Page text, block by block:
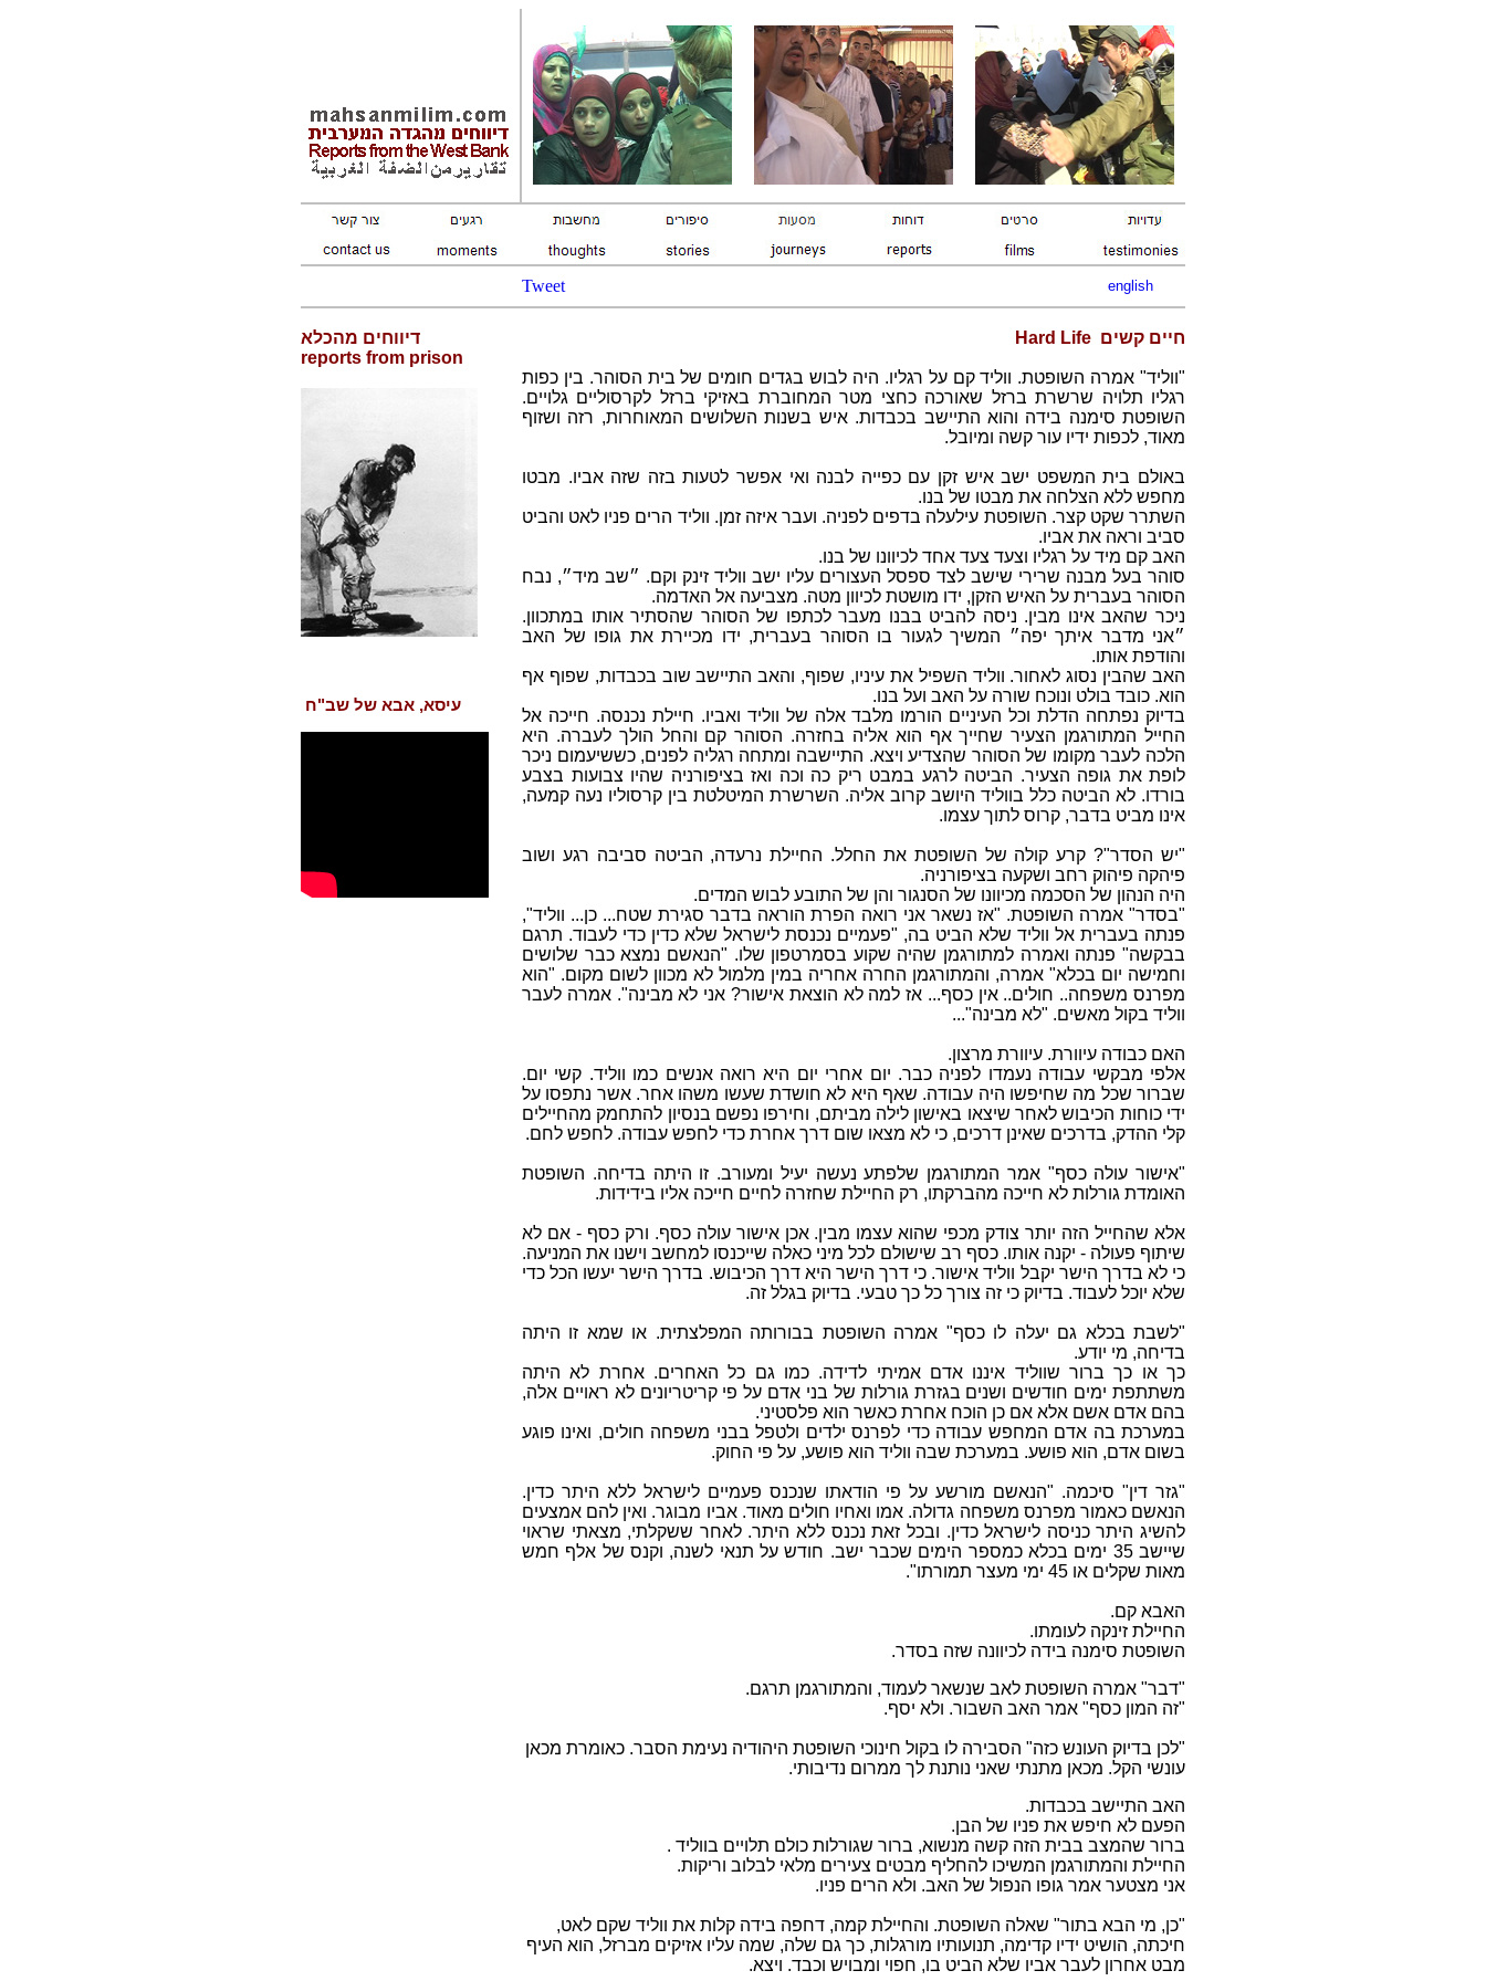
Tweet english
דיווחים מהכלא
reports from prison
חיים קשים Hard Life
"ווליד" אמרה השופטת. ווליד קם על רגליו. היה לבוש בגדים חומים של בית הסוהר. בין כפות
רגליו תלויה שרשרת ברזל שאורכה כחצי מטר המחוברת באזיקי ברזל לקרסוליים גלויים.
השופטת סימנה בידה והוא התיישב בכבדות. איש בשנות השלושים המאוחרות, רזה ושזוף
מאוד, לכפות ידיו עור קשה ומיובל.
באולם בית המשפט ישב איש זקן עם כפייה לבנה ואי אפשר לטעות בזה שזה אביו. מבטו
מחפש ללא הצלחה את מבטו של בנו.
השתרר שקט קצר. השופטת עילעלה בדפים לפניה. ועבר איזה זמן. ווליד הרים פניו לאט והביט
סביב וראה את אביו.
האב קם מיד על רגליו וצעד צעד אחד לכיוונו של בנו.
סוהר בעל מבנה שרירי שישב לצד ספסל העצורים עליו ישב ווליד זינק וקם. ״שב מיד״, נבח
הסוהר בעברית על האיש הזקן, ידו מושטת לכיוון מטה. מצביעה אל האדמה.
ניכר שהאב אינו מבין. ניסה להביט בבנו מעבר לכתפו של הסוהר שהסתיר אותו במתכוון.
״אני מדבר איתך יפה״ המשיך לגעור בו הסוהר בעברית, ידו מכיירת את גופו של האב
והודפת אותו.
האב שהבין נסוג לאחור. ווליד השפיל את עיניו, שפוף, והאב התיישב שוב בכבדות, שפוף אף
הוא. כובד בולט ונוכח שורה על האב ועל בנו.
בדיוק נפתחה הדלת וכל העיניים הורמו מלבד אלה של ווליד ואביו. חיילת נכנסה. חייכה אל
החייל המתורגמן הצעיר שחייך אף הוא אליה בחזרה. הסוהר קם והחל הולך לעברה. היא
הלכה לעבר מקומו של הסוהר שהצדיע ויצא. התיישבה ומתחה רגליה לפנים, כששיעמום ניכר
לופת את גופה הצעיר. הביטה לרגע במבט ריק כה וכה ואז בציפורניה שהיו צבועות בצבע
בורדו. לא הביטה כלל בווליד היושב קרוב אליה. השרשרת המיטלטת בין קרסוליו נעה קמעה,
אינו מביט בדבר, קרוס לתוך עצמו.
"יש הסדר"? קרע קולה של השופטת את החלל. החיילת נרעדה, הביטה סביבה רגע ושוב
פיהקה פיהוק רחב ושקעה בציפורניה.
היה הנהון של הסכמה מכיוונו של הסנגור והן של התובע לבוש המדים.
"בסדר" אמרה השופטת. "אז נשאר אני רואה הפרת הוראה בדבר סגירת שטח... כן... ווליד",
פנתה בעברית אל ווליד שלא הביט בה, "פעמיים נכנסת לישראל שלא כדין כדי לעבוד. תרגם
בבקשה" פנתה ואמרה למתורגמן שהיה שקוע בסמרטפון שלו. "הנאשם נמצא כבר שלושים
וחמישה יום בכלא" אמרה, והמתורגמן החרה אחריה במין מלמול לא מכוון לשום מקום. "הוא
מפרנס משפחה.. חולים.. אין כסף... אז למה לא הוצאת אישור? אני לא מבינה". אמרה לעבר
ווליד בקול מאשים. "לא מבינה..."
האם כבודה עיוורת. עיוורת מרצון.
אלפי מבקשי עבודה נעמדו לפניה כבר. יום אחרי יום היא רואה אנשים כמו ווליד. קשי יום.
שברור שכל מה שחיפשו היה עבודה. שאף היא לא חושדת שעשו משהו אחר. אשר נתפסו על
ידי כוחות הכיבוש לאחר שיצאו באישון לילה מביתם, וחירפו נפשם בנסיון להתחמק מהחיילים
קלי ההדק, בדרכים שאינן דרכים, כי לא מצאו שום דרך אחרת כדי לחפש עבודה. לחפש לחם.
"אישור עולה כסף" אמר המתורגמן שלפתע נעשה יעיל ומעורב. זו היתה בדיחה. השופטת
האומדת גורלות לא חייכה מהברקתו, רק החיילת שחזרה לחיים חייכה אליו בידידות.
אלא שהחייל הזה יותר צודק מכפי שהוא עצמו מבין. אכן אישור עולה כסף. ורק כסף - אם לא
שיתוף פעולה - יקנה אותו. כסף רב שישולם לכל מיני כאלה שייכנסו למחשב וישנו את המניעה.
כי לא בדרך הישר יקבל ווליד אישור. כי דרך הישר היא דרך הכיבוש. בדרך הישר יעשו הכל כדי
שלא יוכל לעבוד. בדיוק כי זה צורך כל כך טבעי. בדיוק בגלל זה.
"לשבת בכלא גם יעלה לו כסף" אמרה השופטת בבורותה המפלצתית. או שמא זו היתה
בדיחה, מי יודע.
כך או כך ברור שווליד איננו אדם אמיתי לדידה. כמו גם כל האחרים. אחרת לא היתה
משתתפת ימים חודשים ושנים בגזרת גורלות של בני אדם על פי קריטריונים לא ראויים אלה,
בהם אדם אשם אלא אם כן הוכח אחרת כאשר הוא פלסטיני.
במערכת בה אדם המחפש עבודה כדי לפרנס ילדים ולטפל בבני משפחה חולים, ואינו פוגע
בשום אדם, הוא פושע. במערכת שבה ווליד הוא פושע, על פי החוק.
"גזר דין" סיכמה. "הנאשם מורשע על פי הודאתו שנכנס פעמיים לישראל ללא היתר כדין.
הנאשם כאמור מפרנס משפחה גדולה. אמו ואחיו חולים מאוד. אביו מבוגר. ואין להם אמצעים
להשיג היתר כניסה לישראל כדין. ובכל זאת נכנס ללא היתר. לאחר ששקלתי, מצאתי שראוי
שיישב 35 ימים בכלא כמספר הימים שכבר ישב. חודש על תנאי לשנה, וקנס של אלף חמש
מאות שקלים או 45 ימי מעצר תמורתו".
האבא קם.
החיילת זינקה לעומתו.
השופטת סימנה בידה לכיוונה שזה בסדר.
"דבר" אמרה השופטת לאב שנשאר לעמוד, והמתורגמן תרגם.
"זה המון כסף" אמר האב השבור. ולא יסף.
"לכן בדיוק העונש כזה" הסבירה לו בקול חינוכי השופטת היהודיה נעימת הסבר. כאומרת מכאן
עונשי הקל. מכאן מתנתי שאני נותנת לך ממרום נדיבותי.
האב התיישב בכבדות.
הפעם לא חיפש את פניו של הבן.
ברור שהמצב בבית הזה קשה מנשוא, ברור שגורלות כולם תלויים בווליד .
החיילת והמתורגמן המשיכו להחליף מבטים צעירים מלאי לבלוב וריקות.
אני מצטער אמר גופו הנפול של האב. ולא הרים פניו.
"כן, מי הבא בתור" שאלה השופטת. והחיילת קמה, דחפה בידה קלות את ווליד שקם לאט,
חיכתה, הושיט ידיו קדימה, תנועותיו מורגלות, כך גם שלה, שמה עליו אזיקים מברזל, הוא העיף
מבט אחרון לעבר אביו שלא הביט בו, חפוי ומבויש וכבד. ויצא.
עיסא, אבא של שב"ח